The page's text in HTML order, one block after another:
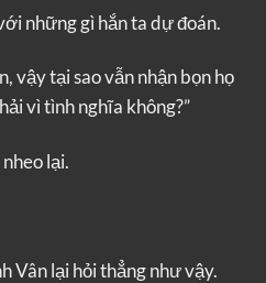
những gì hắn ta dự đoán.
vậy tại sao vẫn nhận bọn họ
vì tình nghĩa không?”
lại.
Vân lại hỏi thẳng như vậy.